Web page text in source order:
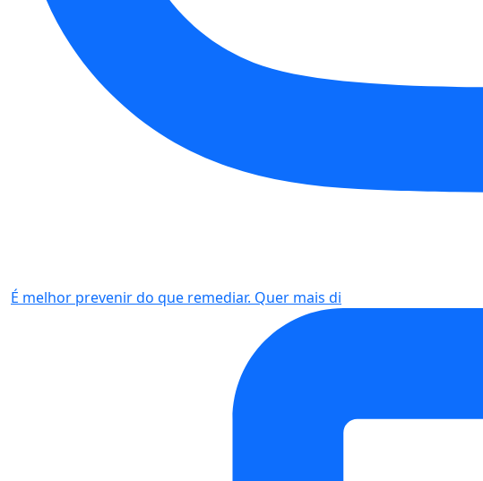
É melhor prevenir do que remediar. Quer mais di